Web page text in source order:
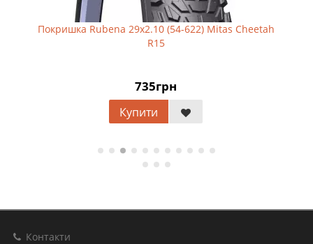
Покришка Rubena 29x2.10 (54-622) Mitas Cheetah
R15
735грн
Купити
Контакти